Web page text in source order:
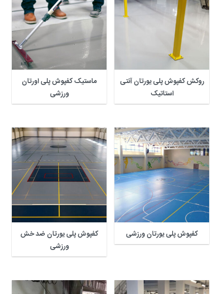
روکش کفپوش پلی یورتان آنتی
استاتیک
ماستیک کفپوش پلی اورتان
ورزشی
کفپوش پلی یورتان ورزشی
کفپوش پلی یورتان ضد خش
ورزشی